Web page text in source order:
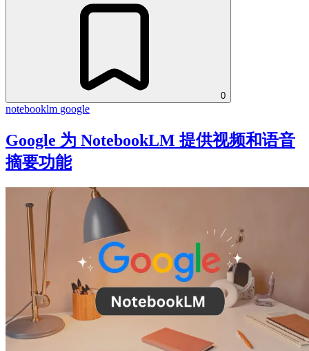
0
notebooklm google
Google 为 NotebookLM 提供视频和语音
摘要功能